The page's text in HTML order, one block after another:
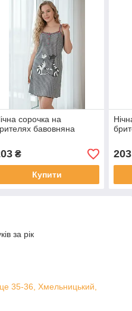
сорочка на
бавовняна
₴
Купити
203
за рік
35-36, Хмельницький,